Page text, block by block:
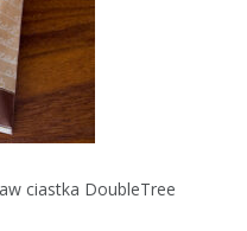
ciastka DoubleTree